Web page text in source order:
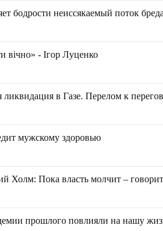
бодрости неиссякаемый поток
вічно» - Ігор Луценко
ликвидация в Газе. Перелом к
мужскому здоровью
Холм: Пока власть молчит –
прошлого повлияли на нашу